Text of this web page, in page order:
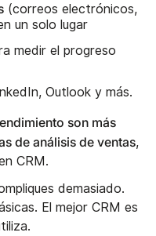
(correos electrónicos,
un solo lugar
medir el progreso
Outlook y más.
son más
de análisis de ventas,
CRM.
demasiado.
El mejor CRM es